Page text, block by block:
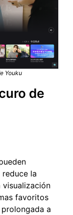
Youku
de
la
favoritos
a